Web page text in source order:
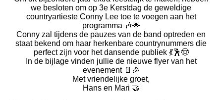
we besloten om op 3e Kerstdag de geweldige
countryartieste Conny Lee toe te voegen aan het
programma 🎶🌟
Conny zal tijdens de pauzes van de band optreden en
staat bekend om haar herkenbare countrynummers die
perfect zijn voor het dansende publiek 💃🕺🤠
In de bijlage vinden jullie de nieuwe flyer van het
evenement 📄🎉
Met vriendelijke groet,
Hans en Mari 🤝